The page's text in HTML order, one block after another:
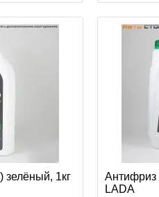
зелёный, 1кг
Антифриз
LADA